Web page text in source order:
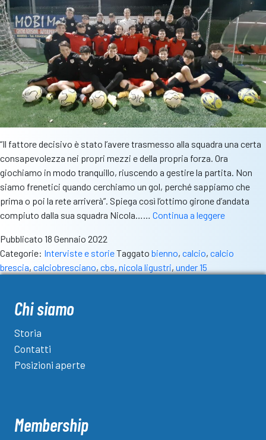
“Il fattore decisivo è stato l’avere trasmesso alla squadra una certa
consapevolezza nei propri mezzi e della propria forza. Ora
giochiamo in modo tranquillo, riuscendo a gestire la partita. Non
siamo frenetici quando cerchiamo un gol, perché sappiamo che
prima o poi la rete arriverà”. Spiega così l’ottimo girone d’andata
compiuto dalla sua squadra Nicola…… Continua a leggereNicola
Bienno
crede
Pubblicato 18 Gennaio 2022
Categorie: Interviste e storieTaggato bienno, calcio, calcio
brescia, calciobresciano, cbs, nicola ligustri, under 15
Chi siamo
Storia
Contatti
Posizioni aperte
Membership